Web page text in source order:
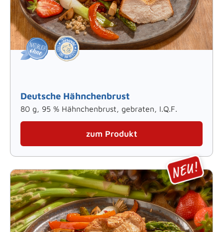
Deutsche Hähnchenbrust
80 g, 95 % Hähnchenbrust, gebraten, I.Q.F.
zum Produkt